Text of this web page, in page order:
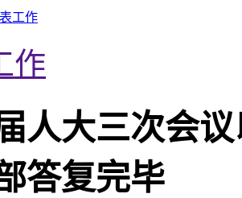
工作
作
人大三次会
答复完毕